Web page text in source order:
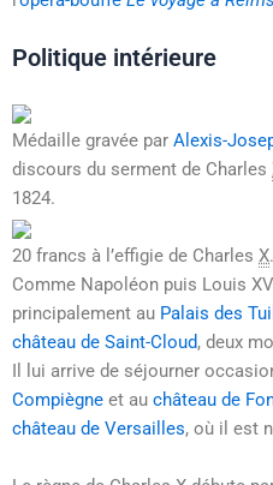
Politique intérieure
Médaille gravée par Alexis-
discours du serment de Charles
1824.
20 francs à l’effigie de Charles X.
Comme Napoléon puis Louis
principalement au Palais des
château de Saint-Cloud, deux
Il lui arrive de séjourner
Compiègne et au château de
château de Versailles, où il est